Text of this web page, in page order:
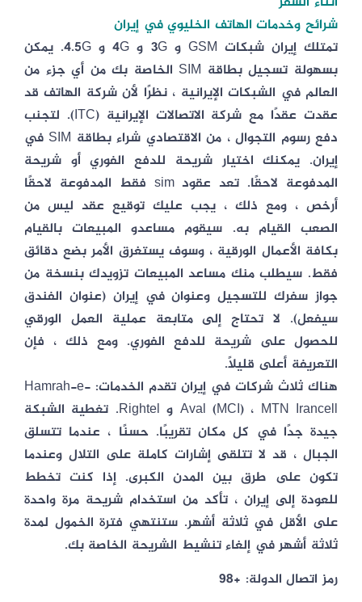
شرائح وخدمات الهاتف الخليوي في إيران
تمتلك إيران شبكات GSM و 3G و 4G و 4.5G. يمكن
بسهولة تسجيل بطاقة SIM الخاصة بك من أي جزء من
العالم في الشبكات الإيرانية ، نظرًا لأن شركة الهاتف قد
عقدت عقدًا مع شركة الاتصالات الإيرانية (ITC). لتجنب
دفع رسوم التجوال ، من الاقتصادي شراء بطاقة SIM في
إيران. يمكنك اختيار شريحة للدفع الفوري أو شريحة
المدفوعة لاحقًا. تعد عقود sim فقط المدفوعة لاحقًا
أرخص ، ومع ذلك ، يجب عليك توقيع عقد ليس من
الصعب القيام به. سيقوم مساعدو المبيعات بالقيام
بكافة الأعمال الورقية ، وسوف يستغرق الأمر بضع دقائق
فقط. سيطلب منك مساعد المبيعات تزويدك بنسخة من
جواز سفرك للتسجيل وعنوان في إيران (عنوان الفندق
سيفعل). لا تحتاج إلى متابعة عملية العمل الورقي
للحصول على شريحة للدفع الفوري. ومع ذلك ، فإن
التعريفة أعلى قليلاً.
هناك ثلاث شركات في إيران تقدم الخدمات: Hamrah-e-
Aval (MCI) ، MTN Irancell و Rightel. تغطية الشبكة
جيدة جدًا في كل مكان تقريبًا. حسنًا ، عندما تتسلق
الجبال ، قد لا تتلقى إشارات كاملة على التلال وعندما
تكون على طرق بين المدن الكبرى. إذا كنت تخطط
للعودة إلى إيران ، تأكد من استخدام شريحة مرة واحدة
على الأقل في ثلاثة أشهر. ستنتهي فترة الخمول لمدة
ثلاثة أشهر في إلغاء تنشيط الشريحة الخاصة بك.
رمز اتصال الدولة: +98